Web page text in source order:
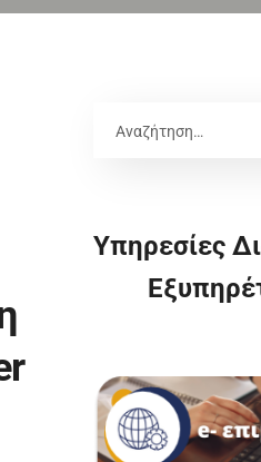
Υπηρεσίες